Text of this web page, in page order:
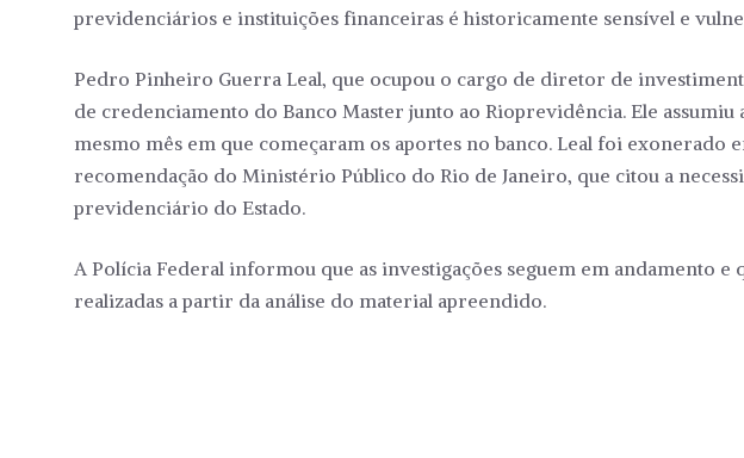
previdenciários e instituições financeiras é historicamente sensível e
Pedro Pinheiro Guerra Leal, que ocupou o cargo de diretor de
de credenciamento do Banco Master junto ao Rioprevidência. Ele assumiu
mesmo mês em que começaram os aportes no banco. Leal foi exonerado
recomendação do Ministério Público do Rio de Janeiro, que citou a
previdenciário do Estado.
A Polícia Federal informou que as investigações seguem em andamento e
realizadas a partir da análise do material apreendido.